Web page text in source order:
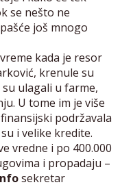
se nešto ne
još mnogo
kada je resor
krenule su
ulagali u farme,
U tome im je više
podržavala
i velike kredite.
vredne i po 400.000
i propadaju –
sekretar